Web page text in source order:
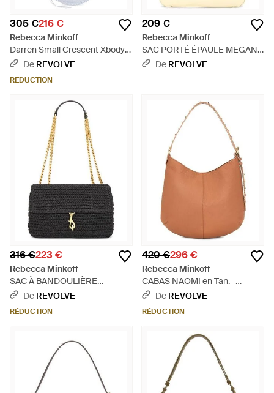
305 €216 €
Rebecca Minkoff
Darren Small Crescent Xbody
en Blue. - Blanc
De REVOLVE
RÉDUCTION
209 €
Rebecca Minkoff
SAC PORTÉ ÉPAULE MEGAN
en Yellow. - Neutre
De REVOLVE
316 €223 €
Rebecca Minkoff
SAC À BANDOULIÈRE
FORMAT MINI EDIE en Black. -
Noir
De REVOLVE
RÉDUCTION
420 €296 €
Rebecca Minkoff
CABAS NAOMI en Tan. -
Marron
De REVOLVE
RÉDUCTION